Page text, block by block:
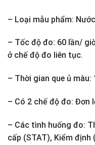
– Loại mẫu phẩm:
– Tốc độ đo: 60 lần/
ở chế độ đo liên tục.
– Thời gian que ủ màu:
– Có 2 chế độ đo: Đơn
– Các tình huống đo:
cấp (STAT), Kiểm định